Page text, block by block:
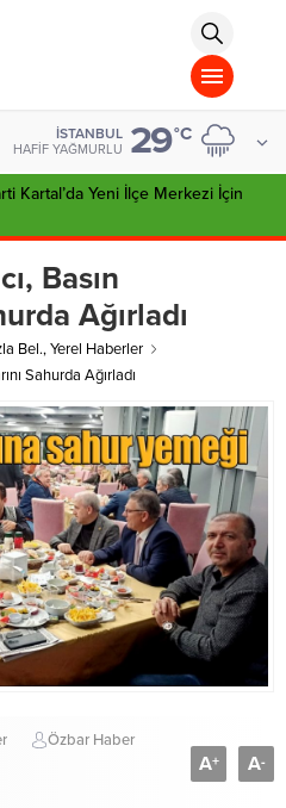
İSTANBUL
HAFIF YAĞMURLU 29°C
Kartal’da Yeni İlçe Merkezi İçin
Basın
Ağırladı
Bel.,Yerel Haberler
Sahurda Ağırladı
Özbar Haber
A+ A-